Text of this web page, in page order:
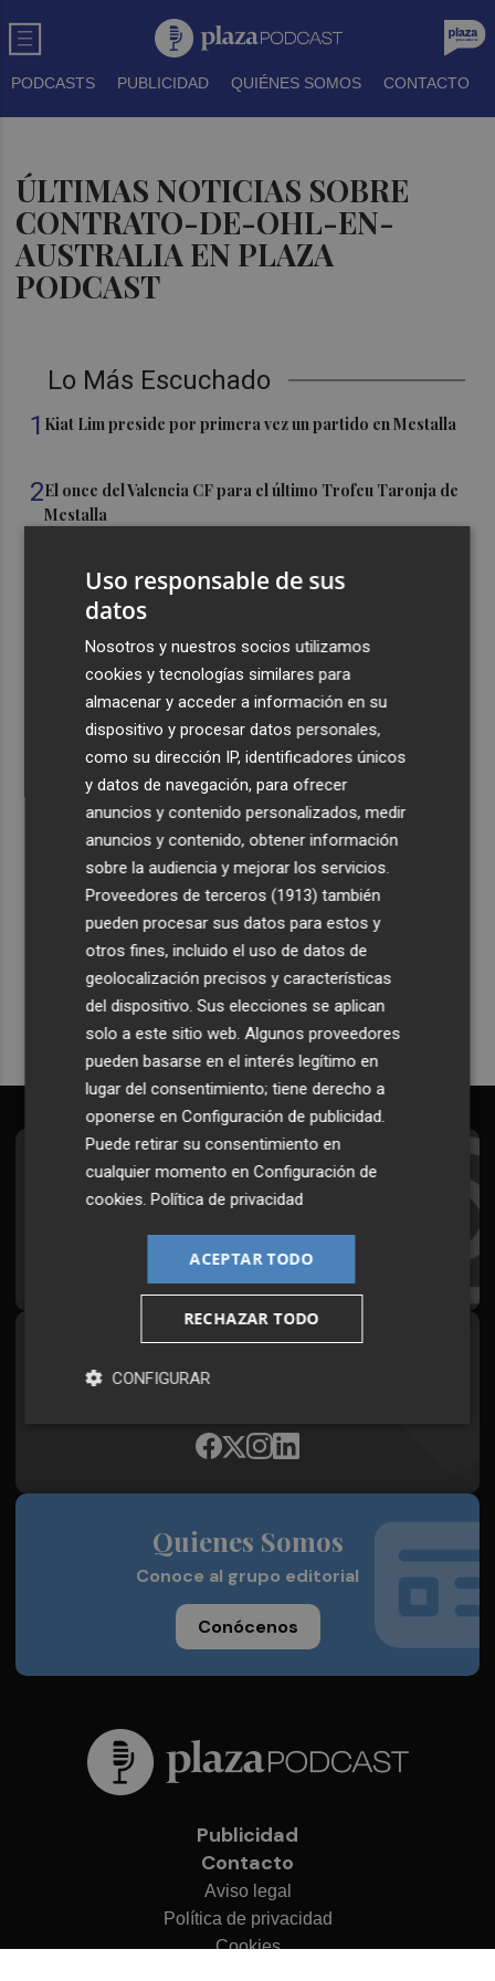
PODCASTS PUBLICIDAD QUIÉNES SOMOS CONTACTO
ÚLTIMAS NOTICIAS SOBRE
CONTRATO-DE-OHL-EN-
AUSTRALIA EN PLAZA
PODCAST
Lo Más Escuchado
1 Kiat Lim preside por primera vez un partido en Mestalla
2El once del Valencia CF para el último Trofeu Taronja de
Mestalla
"extremo" en la mayor parte de la Península y Baleares
el día del eclipse
Company: “Estamos comenzando a ver el equipo que
queremos ver en la Liga”
Ocho helicópteros, un avión y más de 100 brigadas se
movilizan en Moratalla por un incendio forestal
Recibe toda la actualidad de
Plaza Podcast en tu correo
Quiero suscribirme
Suscríbete al Boletín
Todos los días a primera hora en tu email
¡Quiero suscribirme!
Plaza Podcast, desde cualquier medio
Quienes Somos
Conoce al grupo editorial
Conócenos
Publicidad
Contacto
Aviso legal
Política de privacidad
Cookies
Uso responsable de sus
datos
Nosotros y nuestros socios utilizamos
cookies y tecnologías similares para
almacenar y acceder a información en su
dispositivo y procesar datos personales,
como su dirección IP, identificadores únicos
y datos de navegación, para ofrecer
anuncios y contenido personalizados, medir
anuncios y contenido, obtener información
sobre la audiencia y mejorar los servicios.
Proveedores de terceros (1913) también
pueden procesar sus datos para estos y
otros fines, incluido el uso de datos de
geolocalización precisos y características
del dispositivo. Sus elecciones se aplican
solo a este sitio web. Algunos proveedores
pueden basarse en el interés legítimo en
lugar del consentimiento; tiene derecho a
oponerse enConfiguración de publicidad
Puede retirar su consentimiento en
cualquier momento enConfiguración de
cookies .Política de privacidad
ACEPTAR TODO
RECHAZAR TODO
CONFIGURAR